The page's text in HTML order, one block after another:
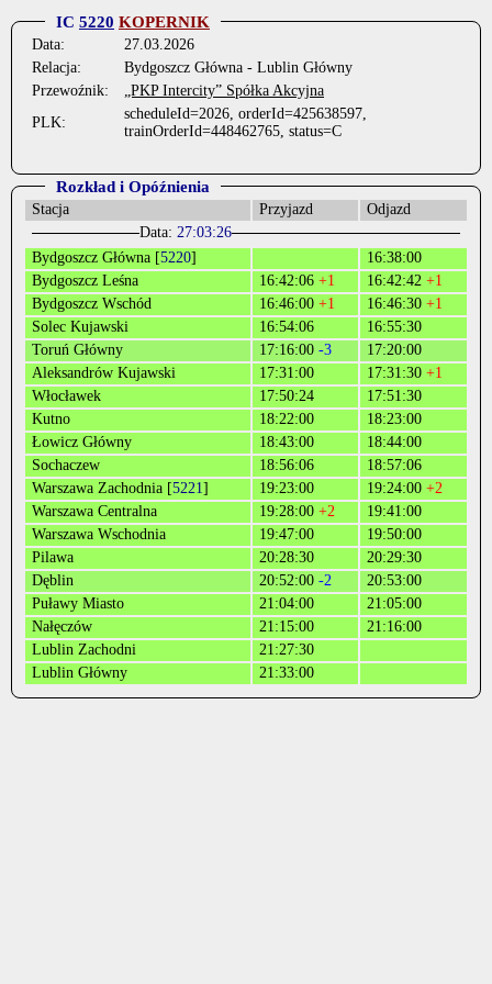
IC 5220 KOPERNIK
Data:
27.03.2026
Relacja:
Bydgoszcz Główna - Lublin Główny
Przewoźnik:
„PKP Intercity” Spółka Akcyjna
PLK:
scheduleId=2026, orderId=425638597,
trainOrderId=448462765, status=C
Rozkład i Opóźnienia
Stacja Przyjazd
Odjazd
Data: 27:03:26
Bydgoszcz Główna [5220]
16:38:00
Bydgoszcz Leśna
16:42:06 +1 16:42:42 +1
Bydgoszcz Wschód
16:46:00 +1 16:46:30 +1
Solec Kujawski
16:54:06
16:55:30
Toruń Główny
17:16:00 -3
17:20:00
Aleksandrów Kujawski
17:31:00 17:31:30 +1
Włocławek
17:50:24
17:51:30
Kutno
18:22:00
18:23:00
Łowicz Główny
18:43:00
18:44:00
Sochaczew
18:56:06
18:57:06
Warszawa Zachodnia [5221] 19:23:00 19:24:00 +2
Warszawa Centralna
19:28:00 +2
19:41:00
Warszawa Wschodnia
19:47:00
19:50:00
Pilawa
20:28:30
20:29:30
Dęblin
20:52:00 -2
20:53:00
Puławy Miasto
21:04:00
21:05:00
Nałęczów
21:15:00
21:16:00
Lublin Zachodni
21:27:30
Lublin Główny
21:33:00